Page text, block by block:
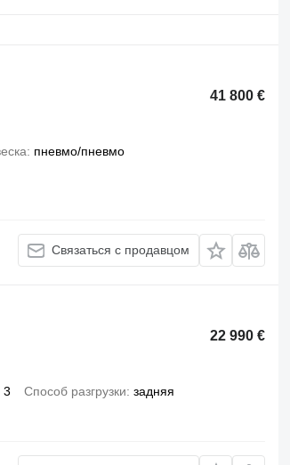
41 800 €
пневмо/пневмо
Связаться с продавцом
22 990 €
3 Способ разгрузки задняя